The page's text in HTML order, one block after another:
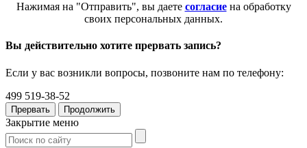
Нажимая на "Отправить", вы даете согласиена обработку
своих персональных данных.
Вы действительно хотите прервать запись?
Если у вас возникли вопросы, позвоните нам по телефону:
499 519-38-52
Прервать Продолжить
Закрытие меню